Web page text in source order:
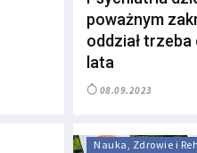
poważnym
oddział
lata
08.09.2023
Nauka, Zdrowie i